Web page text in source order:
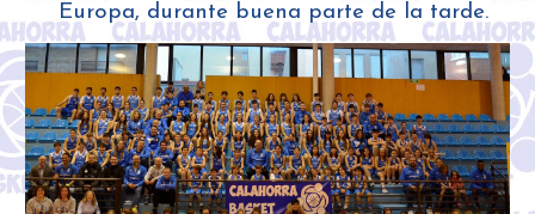
Europa, durante buena parte de la tarde.